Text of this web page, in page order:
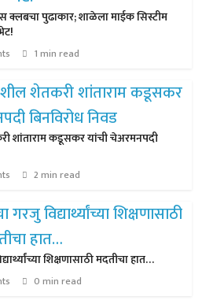
क्लबचा पुढाकार; शाळेला माईक सिस्टीम
1 min read
शांताराम कडूसकर यांची चेअरमनपदी
2 min read
शिक्षणासाठी मदतीचा हात…
0 min read